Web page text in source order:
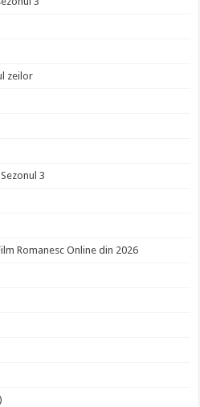
zeilor
3
Romanesc Online din 2026